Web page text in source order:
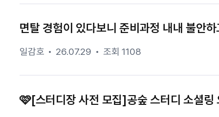
면탈 경험이 있다보니 준비과정 내내 불안
일감호 26.07.29 조회 1108
🩷[스터디장 사전 모집]공숲 스터디 소셜